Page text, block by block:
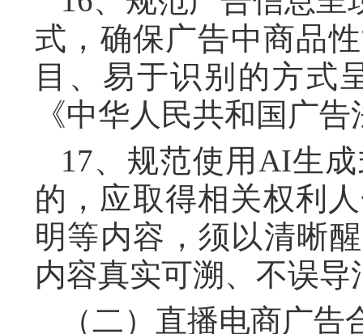
式，确保广告中商品
目、易于识别的方式
《中华人民共和国广
17、规范使用AI生
的，应取得相关权利
明等内容，须以清晰
内容真实可溯、不误导
（二）直播电商广告